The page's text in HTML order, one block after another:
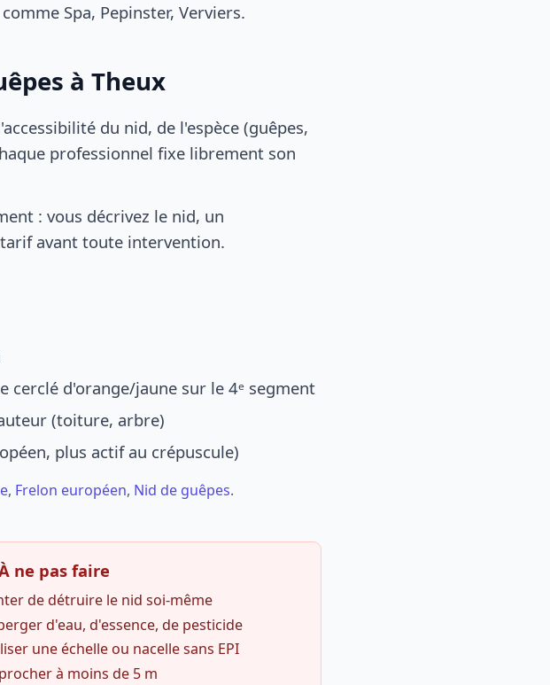
Spa, Pepinster, Verviers.
à Theux
du nid, de l'espèce (guêpes,
professionnel fixe librement son
: vous décrivez le nid, un
avant toute intervention.
cerclé d'orange/jaune sur le 4ᵉ segment
(toiture, arbre)
plus actif au crépuscule)
, Frelon européen, Nid de guêpes.
ne pas faire
de détruire le nid soi-même
d'eau, d'essence, de pesticide
une échelle ou nacelle sans EPI
à moins de 5 m